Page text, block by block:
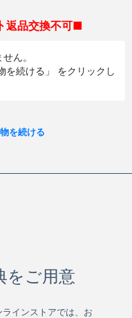
返品交換不可■
ん。
を続ける」 をクリックし
を続ける
をご用意
インストアでは、お